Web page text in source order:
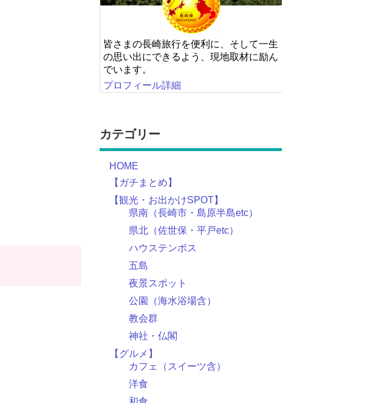
皆さまの長崎旅行を便利に、そして一生
の思い出にできるよう、現地取材に励ん
でいます。
プロフィール詳細
カテゴリー
HOME
【ガチまとめ】
【観光・お出かけSPOT】
県南（長崎市・島原半島etc）
県北（佐世保・平戸etc）
ハウステンボス
五島
夜景スポット
公園（海水浴場含）
教会群
神社・仏閣
【グルメ】
カフェ（スイーツ含）
洋食